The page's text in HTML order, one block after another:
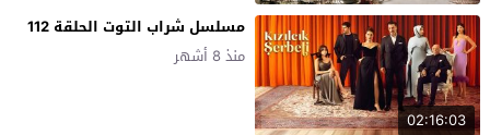
02:16:03
مسلسل شراب التوت الحلقة 112
منذ 8 أشهر